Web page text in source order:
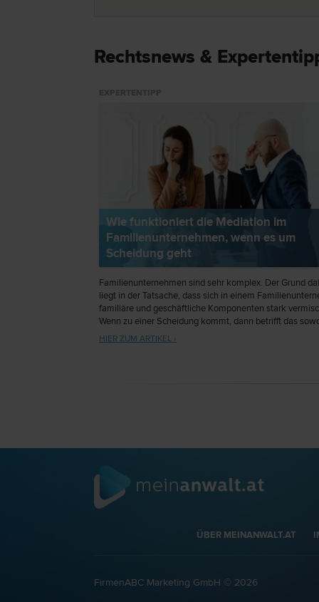
Rechtsnews &
Wie funktioniert die Mediation im
Familienunternehmen, wenn es um
Scheidung geht
Familienunternehmen sind sehr komplex. Der Grund
liegt in der Tatsache, dass sich in einem
familiäre und geschäftliche Komponenten stark
Wenn zu einer Scheidung kommt, dann betrifft das
Familie als auch das Familienunternehmen.
HIER ZUM ARTIKEL ›
ÜBER MEINANWALT.AT
FirmenABC Marketing GmbH © 2026